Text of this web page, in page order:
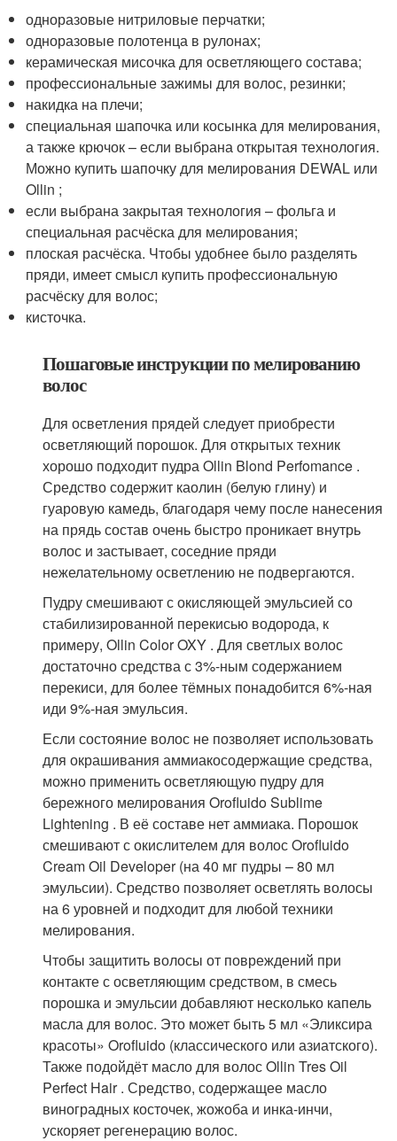
одноразовые нитриловые перчатки;
одноразовые полотенца в рулонах;
керамическая мисочка для осветляющего состава;
профессиональные зажимы для волос, резинки;
накидка на плечи;
специальная шапочка или косынка для мелирования,
а также крючок – если выбрана открытая технология.
Можно купить шапочку для мелирования DEWAL или
Ollin ;
если выбрана закрытая технология – фольга и
специальная расчёска для мелирования;
плоская расчёска. Чтобы удобнее было разделять
пряди, имеет смысл купить профессиональную
расчёску для волос;
кисточка.
Пошаговые инструкции по мелированию
волос
Для осветления прядей следует приобрести
осветляющий порошок. Для открытых техник
хорошо подходит пудра Ollin Blond Perfomance .
Средство содержит каолин (белую глину) и
гуаровую камедь, благодаря чему после нанесения
на прядь состав очень быстро проникает внутрь
волос и застывает, соседние пряди
нежелательному осветлению не подвергаются.
Пудру смешивают с окисляющей эмульсией со
стабилизированной перекисью водорода, к
примеру, Ollin Color OXY . Для светлых волос
достаточно средства с 3%-ным содержанием
перекиси, для более тёмных понадобится 6%-ная
иди 9%-ная эмульсия.
Если состояние волос не позволяет использовать
для окрашивания аммиакосодержащие средства,
можно применить осветляющую пудру для
бережного мелирования Orofluido Sublime
Lightening . В её составе нет аммиака. Порошок
смешивают с окислителем для волос Orofluido
Cream Oil Developer (на 40 мг пудры – 80 мл
эмульсии). Средство позволяет осветлять волосы
на 6 уровней и подходит для любой техники
мелирования.
Чтобы защитить волосы от повреждений при
контакте с осветляющим средством, в смесь
порошка и эмульсии добавляют несколько капель
масла для волос. Это может быть 5 мл «Эликсира
красоты» Orofluido (классического или азиатского).
Также подойдёт масло для волос Ollin Tres Oil
Perfect Hair . Средство, содержащее масло
виноградных косточек, жожоба и инка-инчи,
ускоряет регенерацию волос.